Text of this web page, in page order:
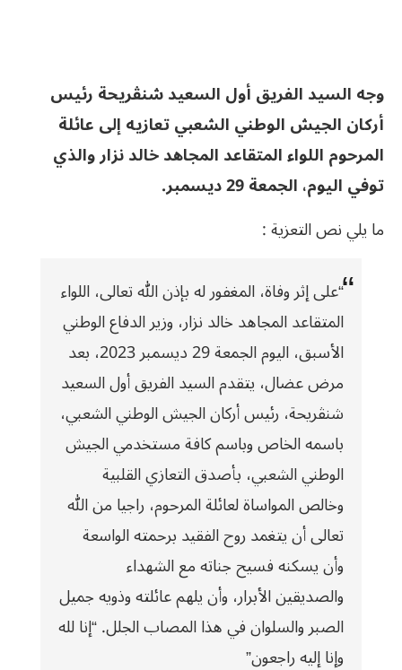
وجه السيد الفريق أول السعيد شنڨريحة رئيس
أركان الجيش الوطني الشعبي تعازيه إلى عائلة
المرحوم اللواء المتقاعد المجاهد خالد نزار والذي
توفي اليوم، الجمعة 29 ديسمبر.
ما يلي نص التعزية :
“على إثر وفاة، المغفور له بإذن الله تعالى، اللواء
المتقاعد المجاهد خالد نزار، وزير الدفاع الوطني
الأسبق، اليوم الجمعة 29 ديسمبر 2023، بعد
مرض عضال، يتقدم السيد الفريق أول السعيد
شنڨريحة، رئيس أركان الجيش الوطني الشعبي،
باسمه الخاص وباسم كافة مستخدمي الجيش
الوطني الشعبي، بأصدق التعازي القلبية
وخالص المواساة لعائلة المرحوم، راجيا من الله
تعالى أن يتغمد روح الفقيد برحمته الواسعة
وأن يسكنه فسيح جناته مع الشهداء
والصديقين الأبرار، وأن يلهم عائلته وذويه جميل
الصبر والسلوان في هذا المصاب الجلل. “إنا لله
وإنا إليه راجعون”